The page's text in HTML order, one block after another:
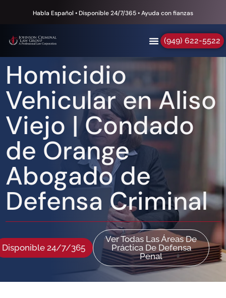
Habla Español • Disponible 24/7/365 • Ayuda con fianzas
(949) 622-5522
Homicidio
Vehicular en Aliso
Viejo | Condado
de Orange
Abogado de
Defensa Criminal
Disponible 24/7/365
Ver Todas Las Áreas De
Práctica De Defensa
Penal